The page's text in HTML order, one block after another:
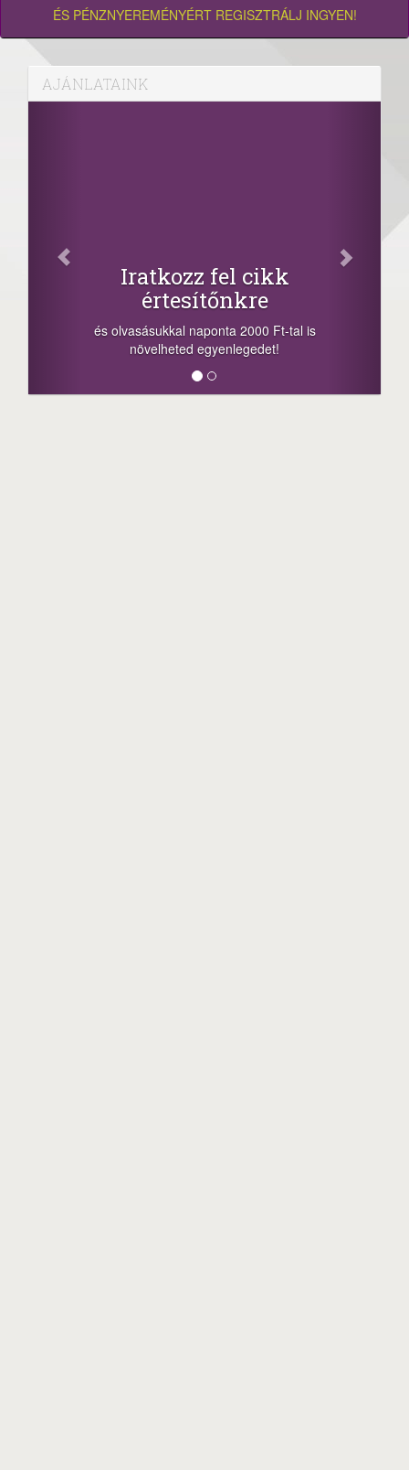
ÉS PÉNZNYEREMÉNYÉRT REGISZTRÁLJ INGYEN!
AJÁNLATAINK
Iratkozz fel cikk
értesítőnkre
és olvasásukkal naponta 2000 Ft-tal is
növelheted egyenlegedet!